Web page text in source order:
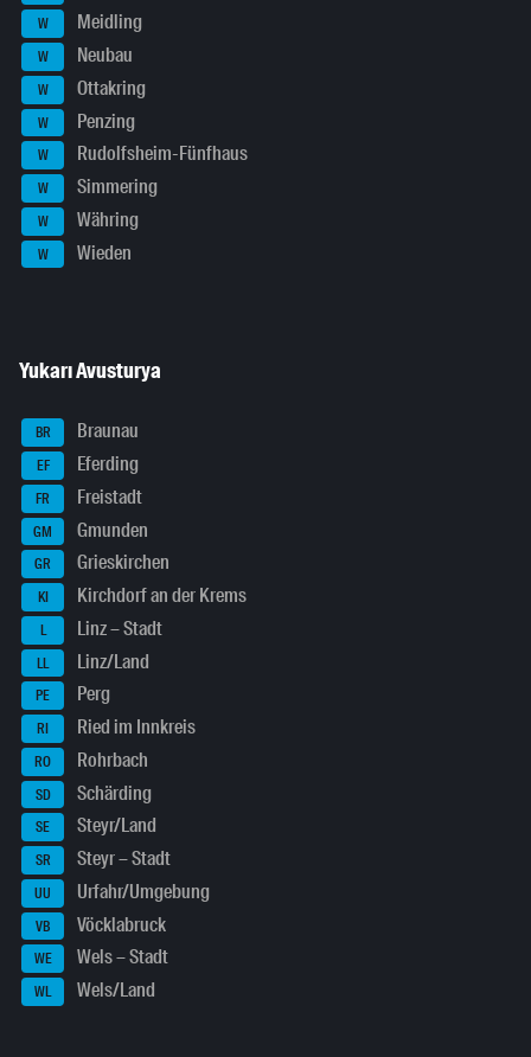
W Meidling
W Neubau
W Ottakring
W Penzing
W Rudolfsheim-Fünfhaus
W Simmering
W Währing
W Wieden
Yukarı Avusturya
BR Braunau
EF Eferding
FR Freistadt
GM Gmunden
GR Grieskirchen
KI Kirchdorf an der Krems
L Linz – Stadt
LL Linz/Land
PE Perg
RI Ried im Innkreis
RO Rohrbach
SD Schärding
SE Steyr/Land
SR Steyr – Stadt
UU Urfahr/Umgebung
VB Vöcklabruck
WE Wels – Stadt
WL Wels/Land